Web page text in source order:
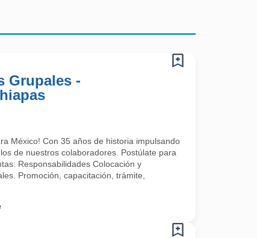
Grupales -
México! Con 35 años de historia impulsando
de nuestros colaboradores. Postúlate para
Responsabilidades Colocación y
Promoción, capacitación, trámite,